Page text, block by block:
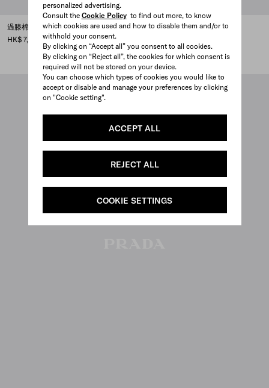
personalized advertising.
Consult the Cookie Policyto find out more, to know
which cookies are used and how to disable them and/or to
withhold your consent.
By clicking on “Accept all” you consent to all cookies.
By clicking on “Reject all”, the cookies for which consent is
required will not be stored on your device.
You can choose which types of cookies you would like to
accept or disable and manage your preferences by clicking
on "Cookie setting".
ACCEPT ALL
REJECT ALL
COOKIE SETTINGS
過膝棉質襪
HK$ 7,550
金屬及半寶石袖扣